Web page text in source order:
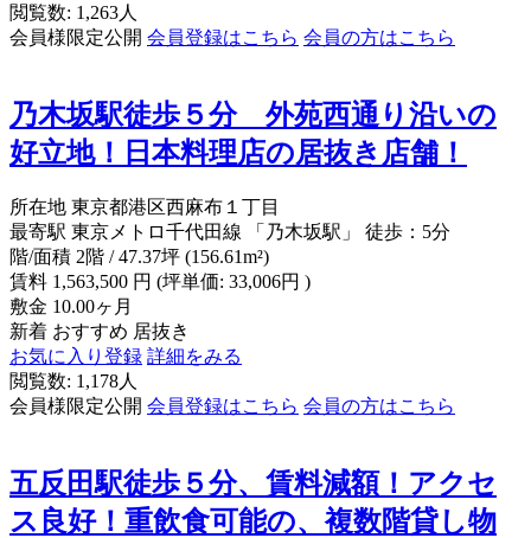
閲覧数: 1,263人
会員様限定公開 会員登録はこちら 会員の方はこちら
乃木坂駅徒歩５分 外苑西通り沿いの
好立地！日本料理店の居抜き店舗！
所在地 東京都港区西麻布１丁目
最寄駅 東京メトロ千代田線 「乃木坂駅」 徒歩：5分
階/面積 2階 / 47.37坪 (156.61m²)
賃料 1,563,500 円 (坪単価: 33,006円 )
敷金 10.00ヶ月
新着 おすすめ 居抜き
お気に入り登録 詳細をみる
閲覧数: 1,178人
会員様限定公開 会員登録はこちら 会員の方はこちら
五反田駅徒歩５分、賃料減額！アクセ
ス良好！重飲食可能の、複数階貸し物